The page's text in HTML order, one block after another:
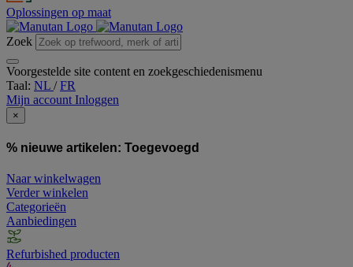
Oplossingen op maat
Zoek
Voorgestelde site content en zoekgeschiedenismenu
Taal: NL /FR
Mijn account Inloggen
×
% nieuwe artikelen: Toegevoegd
Naar winkelwagen
Verder winkelen
Categorieën
Aanbiedingen
Refurbished producten